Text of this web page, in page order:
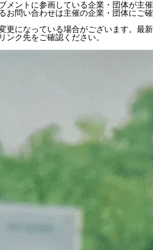
メントに参画している企業・団体が主催
お問い合わせは主催の企業・団体にご確
更になっている場合がございます。最新
ンク先をご確認ください。